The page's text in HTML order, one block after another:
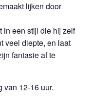
lijken door
in een stijl die hij zelf
veel diepte, en laat
fantasie af te
van 12-16 uur.